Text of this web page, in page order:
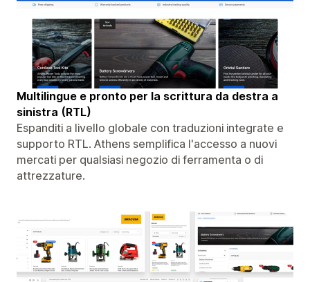
Multilingue e pronto per la scrittura da destra a
sinistra (RTL)
Espanditi a livello globale con traduzioni integrate e
supporto RTL. Athens semplifica l'accesso a nuovi
mercati per qualsiasi negozio di ferramenta o di
attrezzature.